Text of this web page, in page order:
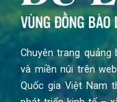
Chuyên trang
và miền núi trên
Quốc gia Việt Nam